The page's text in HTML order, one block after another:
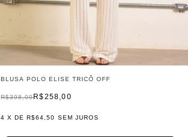
BLUSA POLO ELISE TRICÔ OFF
R$258,00
R$398,00
4 X DER$64,50 SEM JUROS